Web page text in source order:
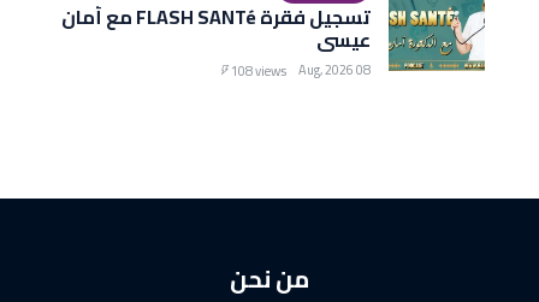
تسجيل فقرة FLASH SANTé مع أمان
عيسى
08 Aug, 2026
108 views
من نحن